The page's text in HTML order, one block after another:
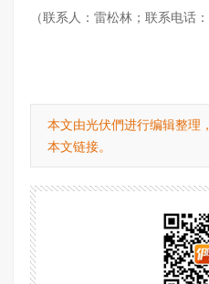
（联系人：雷松林；联系电话
本文由光伏們进行编辑整理
本文链接。